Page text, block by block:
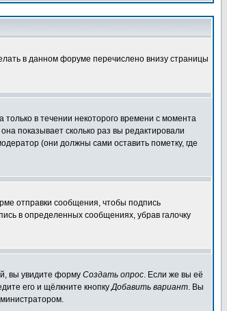
в данном форуме перечислено внизу страницы
в течении некоторого времени с момента
показывает сколько раз вы редактировали
(они должны сами оставить пометку, где
отправки сообщения, чтобы подпись
в определенных сообщениях, убрав галочку
вы увидите форму Создать опрос. Если же вы её
его и щёлкните кнопкуДобавить вариант. Вы